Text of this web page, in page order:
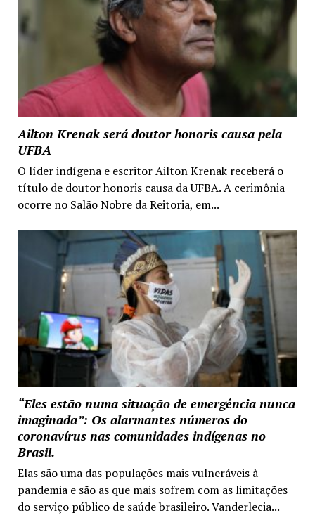
Ailton Krenak será doutor honoris causa pela
UFBA
O líder indígena e escritor Ailton Krenak receberá o
título de doutor honoris causa da UFBA. A cerimônia
ocorre no Salão Nobre da Reitoria, em...
“Eles estão numa situação de emergência nunca
imaginada”: Os alarmantes números do
coronavírus nas comunidades indígenas no
Brasil.
Elas são uma das populações mais vulneráveis à
pandemia e são as que mais sofrem com as limitações
do serviço público de saúde brasileiro. Vanderlecia...